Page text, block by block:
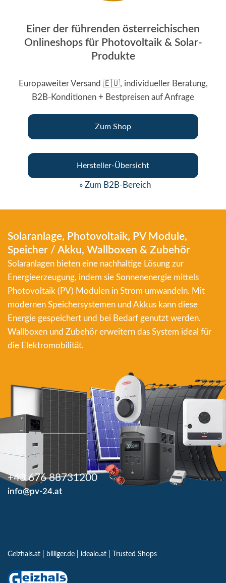
Einer der führenden österreichischen
Onlineshops für Photovoltaik & Solar-
Produkte
Europaweiter Versand 🇪🇺, individueller Beratung,
B2B-Konditionen + Bestpreisen auf Anfrage
Zum Shop
Hersteller-Übersicht
» Zum B2B-Bereich
Solaranlage, Photovoltaik, PV Module,
Speicher / Akku, Wallboxen & Zubehör
Solaranlagen bieten eine nachhaltige Lösung zur
Energieerzeugung, indem sie Sonnenenergie mittels
Photovoltaik (PV) Modulen in Strom umwandeln. Mit
modernen Speichersystemen und Akkus kann diese
Energie gespeichert und bei Bedarf genutzt werden.
Wallboxen und Zubehör erweitern das System ideal für
die Elektromobilität.
+43 676 88731200
info@pv-24.at
Geizhals.at billiger.de idealo.at Trusted Shops